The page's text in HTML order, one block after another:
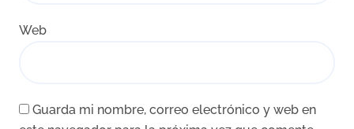
Web
Guarda mi nombre, correo electrónico y web en